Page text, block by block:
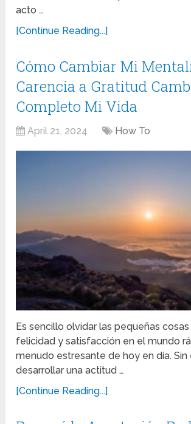
acto …
[Continue Reading...]
Cómo Cambiar Mi
Carencia a Gratitud
Completo Mi Vida
April 21, 2024 How To
Es sencillo olvidar las pequeñas
felicidad y satisfacción en el mundo
menudo estresante de hoy en día. Sin
desarrollar una actitud …
[Continue Reading...]